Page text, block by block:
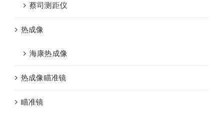
蔡司测距仪
热成像
海康热成像
热成像瞄准镜
瞄准镜